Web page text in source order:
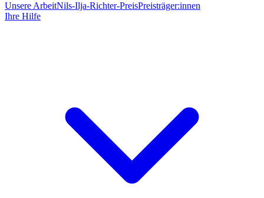
Unsere ArbeitNils-Ilja-Richter-PreisPreisträger:innen
Ihre Hilfe